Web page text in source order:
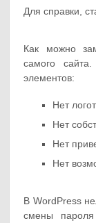
Для справки,
Как можно
самого
элементов:
Нет
Нет
Нет
Нет
В WordPress
смены